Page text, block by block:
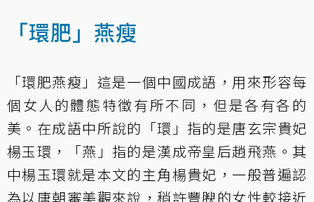
「環肥」燕瘦
「環肥燕瘦」這是一個中國成語，用來形容每
個女人的體態特徵有所不同，但是各有各的
美。在成語中所說的「環」指的是唐玄宗貴妃
楊玉環，「燕」指的是漢成帝皇后趙飛燕。其
中楊玉環就是本文的主角楊貴妃，一般普遍認
為以唐朝審美觀來說，稍許豐腴的女性較接近